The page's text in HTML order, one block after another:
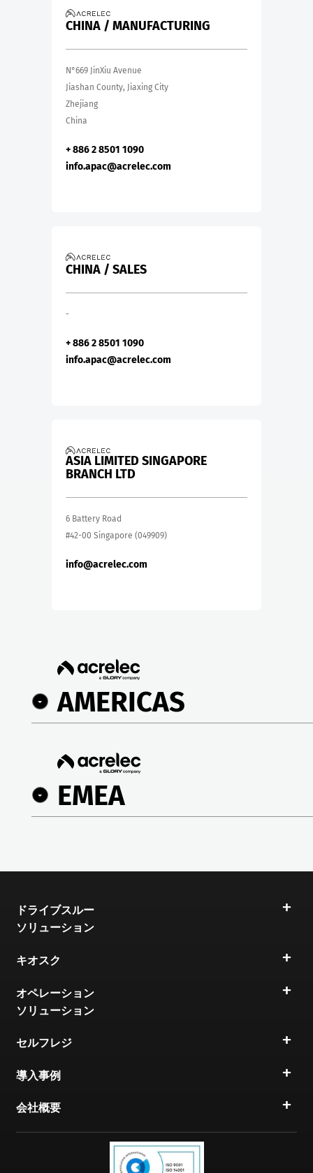
CHINA / MANUFACTURING
N°669 JinXiu Avenue
Jiashan County, Jiaxing City
Zhejiang
China
+ 886 2 8501 1090
info.apac@acrelec.com
CHINA / SALES
-
+ 886 2 8501 1090
info.apac@acrelec.com
ASIA LIMITED SINGAPORE
BRANCH LTD
6 Battery Road
#42-00 Singapore (049909)
info@acrelec.com
AMERICAS
EMEA
ドライブスルー
ソリューション
キオスク
オペレーション
ソリューション
セルフレジ
導入事例
会社概要